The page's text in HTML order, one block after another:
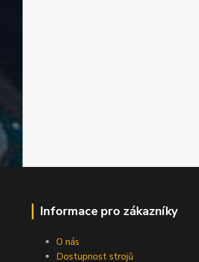
Informace pro zákazníky
O nás
Dostupnost strojů